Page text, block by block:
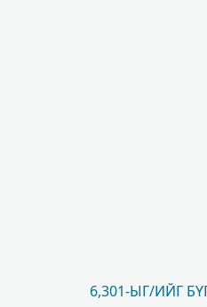
6,301-ЫГ/ИЙГ